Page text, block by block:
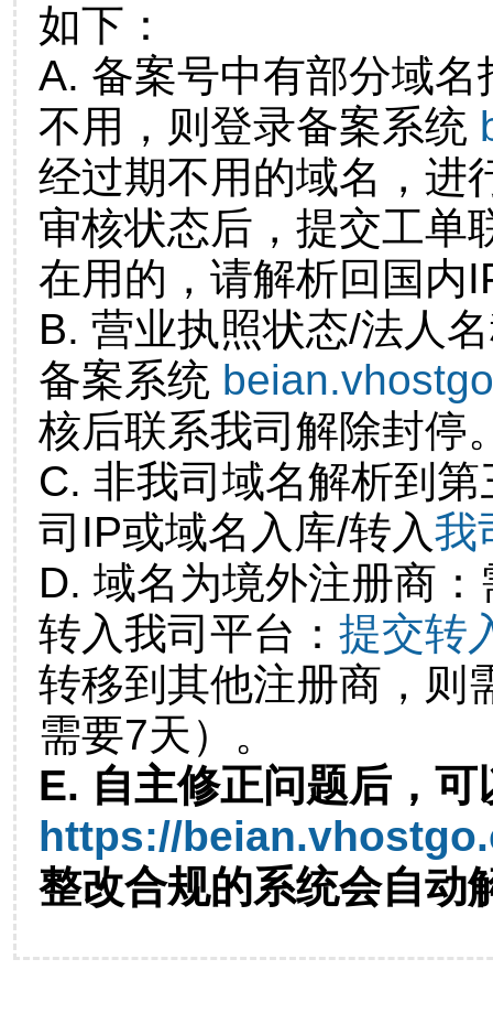
如下：
A. 备案号中有部分域
不用，则登录备案系统
经过期不用的域名，进
审核状态后，提交工单
在用的，请解析回国内
B. 营业执照状态/法人
备案系统
核后联系我司解除封停
C. 非我司域名解析到
司IP或域名入库/转入我
D. 域名为境外注册商
转入我司平台： 提交转
转移到其他注册商，则
需要7天）。
E. 自主修正问题后，可
https://
整改合规的系统会自动